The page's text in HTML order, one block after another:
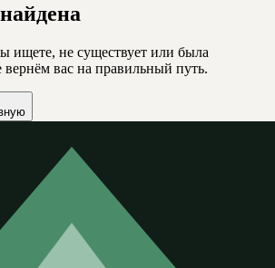
ищете, не существует или была
вас на правильный путь.